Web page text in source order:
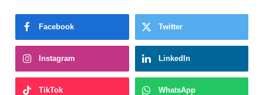
Facebook Twitter
Instagram LinkedIn
TikTok WhatsApp